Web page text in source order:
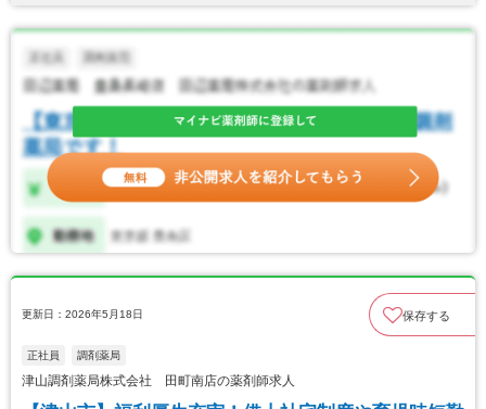
更新日：2026年5月18日 保存する
正社員 調剤薬局
津山調剤薬局株式会社 田町南店の薬剤師求人